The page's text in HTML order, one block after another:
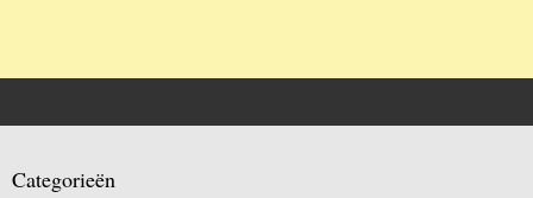
Categorieën